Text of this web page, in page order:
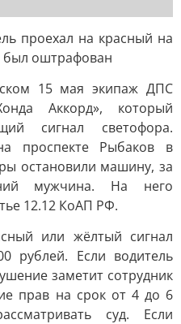
проехал на красный на
был оштрафован
15 мая экипаж ДПС
Аккорд», который
сигнал светофора.
проспекте Рыбаков в
остановили машину, за
мужчина. На него
12.12 КоАП РФ.
или жёлтый сигнал
рублей. Если водитель
заметит сотрудник
прав на срок от 4 до 6
суд. Если